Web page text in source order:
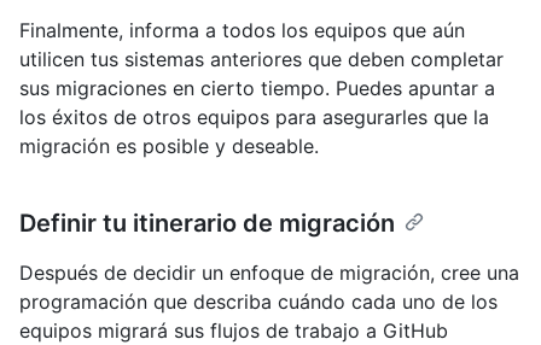
Finalmente, informa a todos los equipos que aún
utilicen tus sistemas anteriores que deben completar
sus migraciones en cierto tiempo. Puedes apuntar a
los éxitos de otros equipos para asegurarles que la
migración es posible y deseable.
Definir tu itinerario de migración
Después de decidir un enfoque de migración, cree una
programación que describa cuándo cada uno de los
equipos migrará sus flujos de trabajo a GitHub